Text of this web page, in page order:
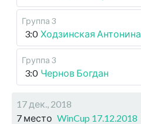
Группа 3
3:0 Ходзинская Антонина
Группа 3
3:0 Чернов Богдан
17 дек., 2018
7 место WinCup 17.12.2018